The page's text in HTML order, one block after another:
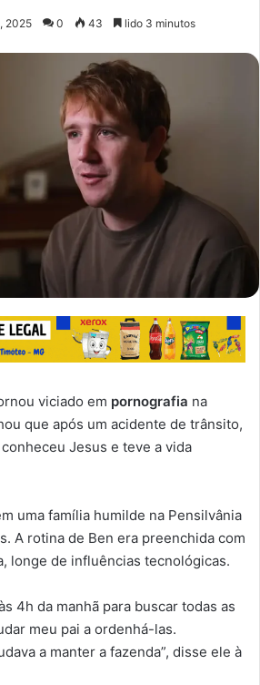
2025 0 43 lido 3 minutos
viciado em pornografia na
que após um acidente de trânsito,
Jesus e teve a vida
uma família humilde na Pensilvânia
A rotina de Ben era preenchida com
longe de influências tecnológicas.
4h da manhã para buscar todas as
meu pai a ordenhá-las.
a manter a fazenda”, disse ele à